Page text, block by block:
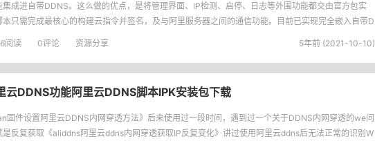
集成进自带DDNS。这么做的优点，是将管理界面、IP检测、启停、日志等外围功能都交由官方包实
本只需完成最核心的构建云指令并签名，及与阿里服务器之间的通信功能。目前已实现完全嵌入自带D
能。适用于OpenWRT/LEDE自带DDNS客户端的阿
阅读 0评论 资源分享 5年前 (2021-10-10)
DDNS功能阿里云DDNS脚本IPK安装包下载
固件设置阿里云DDNS内网穿透方法》后来使用过一段时间，遇到过一个关于DDNS内网穿透的we问
是反复获取《aliddns阿里云ddns内网穿透获取IP反复变化》讲过使用阿里云ddns后无法正常的识别W